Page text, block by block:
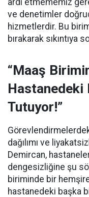
ve denetimler
hizmetlerdir. Bu
bırakarak sıkıntıya
“Maaş
Hastanedeki
Tutuyor!”
dağılımı ve
Demircan,
dengesizliğine şu
biriminde bir
hastanedeki başka